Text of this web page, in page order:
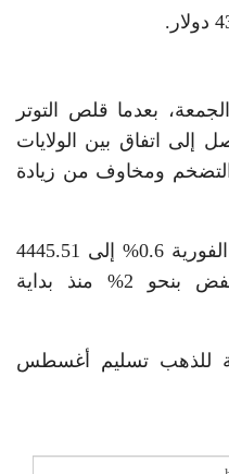
بعدما قلص التوتر
إلى اتفاق بين الولايات
التضخم ومخاوف من زيادة
انخفض الذهب في المعاملات الفورية 0.6% إلى 4445.51
دولار للأوقية (الأونصة) وانخفض بنحو 2% منذ بداية
للذهب تسليم أغسطس